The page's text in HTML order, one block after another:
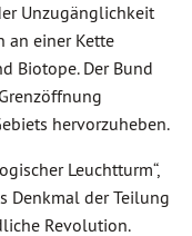
Unzugänglichkeit
an einer Kette
Biotope. Der Bund
hervorzuheben.
Leuchtturm“,
Denkmal der Teilung
Revolution.